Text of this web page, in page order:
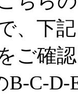
、下
ご確
B-C-